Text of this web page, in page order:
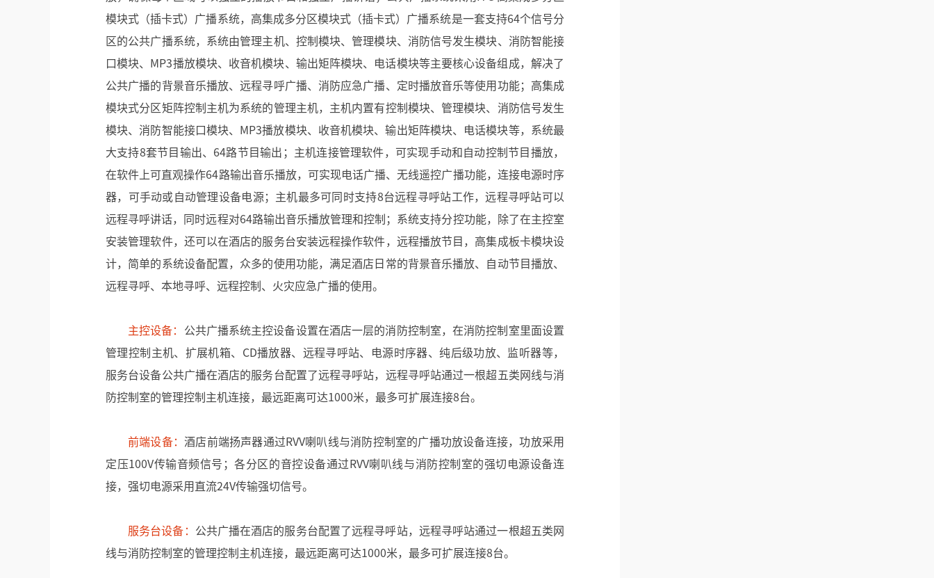
模块式（插卡式）广播系统，高集成多分区模块式（插卡式）广播系统是一套支持64个信号分
区的公共广播系统，系统由管理主机、控制模块、管理模块、消防信号发生模块、消防智能接
口模块、MP3播放模块、收音机模块、输出矩阵模块、电话模块等主要核心设备组成，解决了
公共广播的背景音乐播放、远程寻呼广播、消防应急广播、定时播放音乐等使用功能；高集成
模块式分区矩阵控制主机为系统的管理主机，主机内置有控制模块、管理模块、消防信号发生
模块、消防智能接口模块、MP3播放模块、收音机模块、输出矩阵模块、电话模块等，系统最
大支持8套节目输出、64路节目输出；主机连接管理软件，可实现手动和自动控制节目播放，
在软件上可直观操作64路输出音乐播放，可实现电话广播、无线遥控广播功能，连接电源时序
器，可手动或自动管理设备电源；主机最多可同时支持8台远程寻呼站工作，远程寻呼站可以
远程寻呼讲话，同时远程对64路输出音乐播放管理和控制；系统支持分控功能，除了在主控室
安装管理软件，还可以在酒店的服务台安装远程操作软件，远程播放节目，高集成板卡模块设
计，简单的系统设备配置，众多的使用功能，满足酒店日常的背景音乐播放、自动节目播放、
远程寻呼、本地寻呼、远程控制、火灾应急广播的使用。
主控设备： 公共广播系统主控设备设置在酒店一层的消防控制室，在消防控制室里面设置
管理控制主机、扩展机箱、CD播放器、远程寻呼站、电源时序器、纯后级功放、监听器等，
服务台设备公共广播在酒店的服务台配置了远程寻呼站，远程寻呼站通过一根超五类网线与消
防控制室的管理控制主机连接，最远距离可达1000米，最多可扩展连接8台。
前端设备：酒店前端扬声器通过RVV喇叭线与消防控制室的广播功放设备连接，功放采用
定压100V传输音频信号；各分区的音控设备通过RVV喇叭线与消防控制室的强切电源设备连
接，强切电源采用直流24V传输强切信号。
服务台设备： 公共广播在酒店的服务台配置了远程寻呼站，远程寻呼站通过一根超五类网
线与消防控制室的管理控制主机连接，最远距离可达1000米，最多可扩展连接8台。